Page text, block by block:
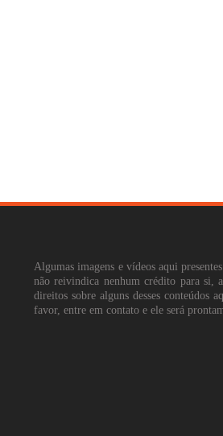
Algumas imagens e vídeos aqui
não reivindica nenhum crédito para si,
direitos sobre alguns desses conteúdos
favor, entre em contato e ele será